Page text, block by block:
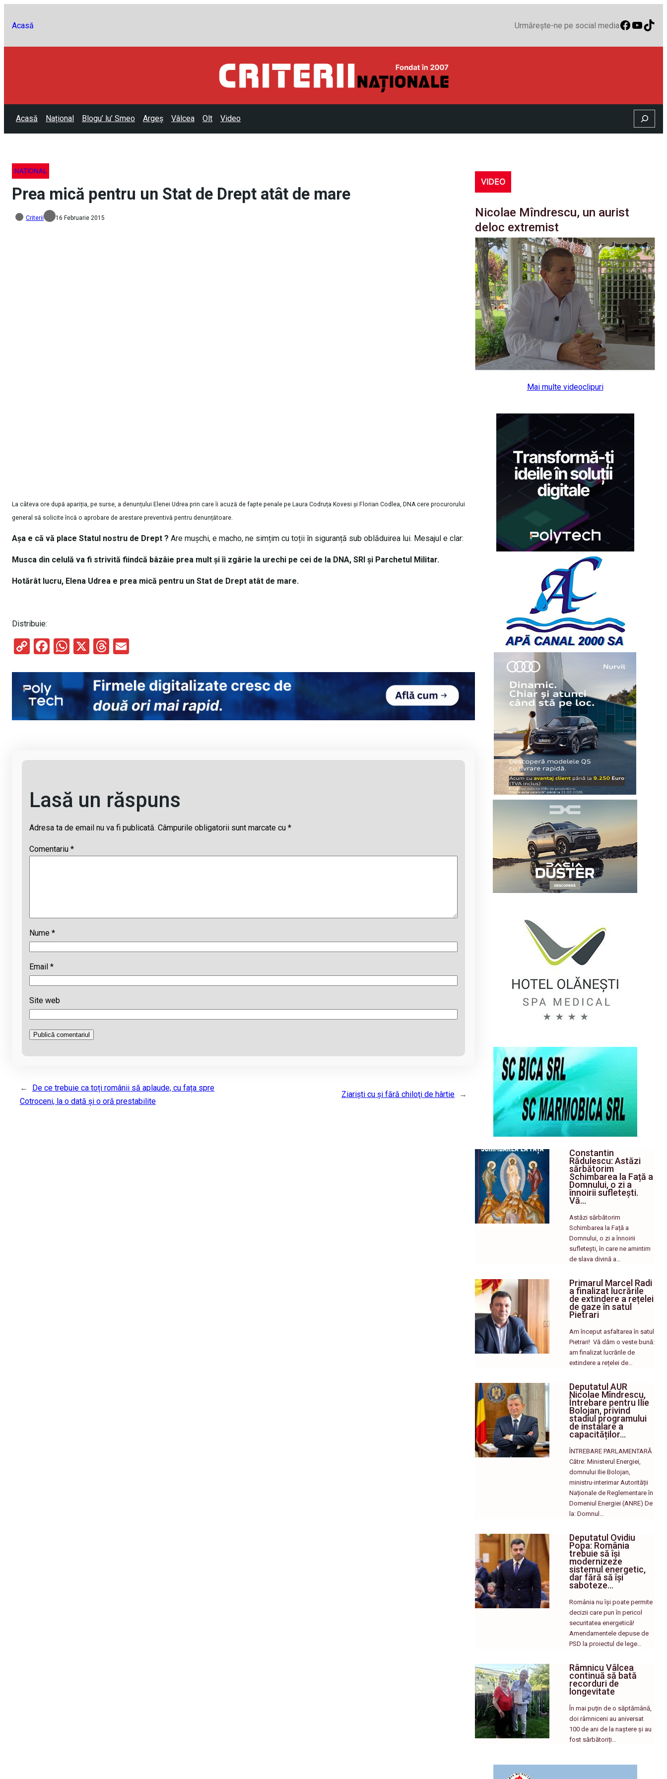
Acasă Urmărește-ne pe social media
Acasă Național Blogu’ lu’ Smeo Argeș Vâlcea Olt Video Search
NAȚIONAL
Prea mică pentru un Stat de Drept atât de mare
Criterii 16 Februarie 2015
La câteva ore după apariția, pe surse, a denunțului Elenei Udrea prin care îi acuză de fapte penale pe Laura Codruța Kovesi şi Florian Codlea, DNA cere procurorului
general să solicite încă o aprobare de arestare preventivă pentru denunțătoare.
Așa e că vă place Statul nostru de Drept ? Are mușchi, e macho, ne simțim cu toții în siguranță sub oblăduirea lui. Mesajul e clar:
Musca din celulă va fi strivită fiindcă bâzâie prea mult şi îi zgârie la urechi pe cei de la DNA, SRI şi Parchetul Militar.
Hotărât lucru, Elena Udrea e prea mică pentru un Stat de Drept atât de mare.
Distribuie:
C
py
Li
n
k
F
ce
b
o
o
W
at
s
A
p
X
T
e
a
d
s
ail
Lasă un răspuns
Adresa ta de email nu va fi publicată. Câmpurile obligatorii sunt marcate cu *
Comentariu *
Nume *
Email *
Site web
←
De ce trebuie ca toți românii să aplaude, cu fața spre
Cotroceni, la o dată și o oră prestabilite
Ziarişti cu şi fără chiloţi de hârtie →
VIDEO
Nicolae Mîndrescu, un aurist
deloc extremist
Mai multe videoclipuri
Constantin
Rădulescu: Astăzi
sărbătorim
Schimbarea la Față a
Domnului, o zi a
înnoirii sufletești.
Vă…
Astăzi sărbătorim
Schimbarea la Față a
Domnului, o zi a înnoirii
sufletești, în care ne amintim
de slava divină a…
Primarul Marcel Radi
a finalizat lucrările
de extindere a rețelei
de gaze în satul
Pietrari
Am început asfaltarea în satul
Pietrari! ​ Vă dăm o veste bună:
am finalizat lucrările de
extindere a rețelei de…
Deputatul AUR
Nicolae Mîndrescu,
Întrebare pentru Ilie
Bolojan, privind
stadiul programului
de instalare a
capacităților…
ÎNTREBARE PARLAMENTARĂ
Către: Ministerul Energiei,
domnului Ilie Bolojan,
ministru-interimar Autorității
Naționale de Reglementare în
Domeniul Energiei (ANRE) De
la: Domnul…
Deputatul Ovidiu
Popa: România
trebuie să își
modernizeze
sistemul energetic,
dar fără să își
saboteze…
România nu își poate permite
decizii care pun în pericol
securitatea energetică!
Amendamentele depuse de
PSD la proiectul de lege…
Râmnicu Vâlcea
continuă să bată
recorduri de
longevitate
În mai puțin de o săptămână,
doi râmniceni au aniversat
100 de ani de la naștere și au
fost sărbătoriți…